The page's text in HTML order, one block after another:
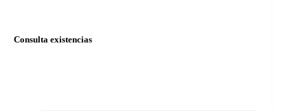
Consulta existencias